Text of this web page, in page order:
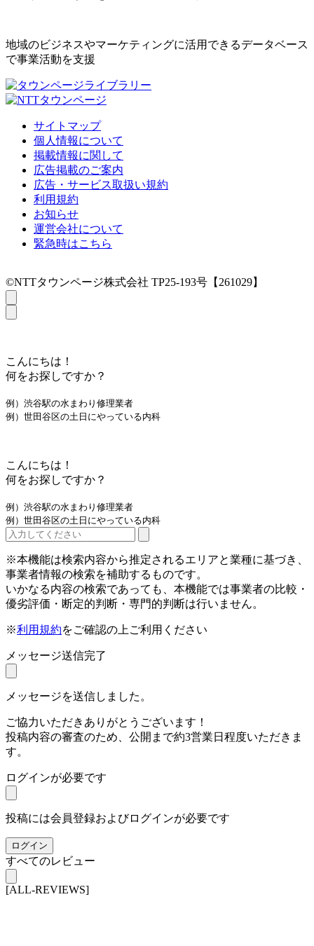
地域のビジネスやマーケティングに活用できるデータベース
で事業活動を支援
サイトマップ
個人情報について
掲載情報に関して
広告掲載のご案内
広告・サービス取扱い規約
利用規約
お知らせ
運営会社について
緊急時はこちら
©NTTタウンページ株式会社 TP25-193号【261029】
こんにちは！
何をお探しですか？
例）渋谷駅の水まわり修理業者
例）世田谷区の土日にやっている内科
こんにちは！
何をお探しですか？
例）渋谷駅の水まわり修理業者
例）世田谷区の土日にやっている内科
※本機能は検索内容から推定されるエリアと業種に基づき、
事業者情報の検索を補助するものです。
いかなる内容の検索であっても、本機能では事業者の比較・
優劣評価・断定的判断・専門的判断は行いません。
※利用規約をご確認の上ご利用ください
メッセージ送信完了
メッセージを送信しました。
ご協力いただきありがとうございます！
投稿内容の審査のため、公開まで約3営業日程度いただきま
す。
ログインが必要です
投稿には会員登録およびログインが必要です
ログイン
すべてのレビュー
[ALL-REVIEWS]